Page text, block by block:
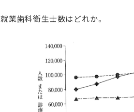
就業歯科衛生士数はどれか。